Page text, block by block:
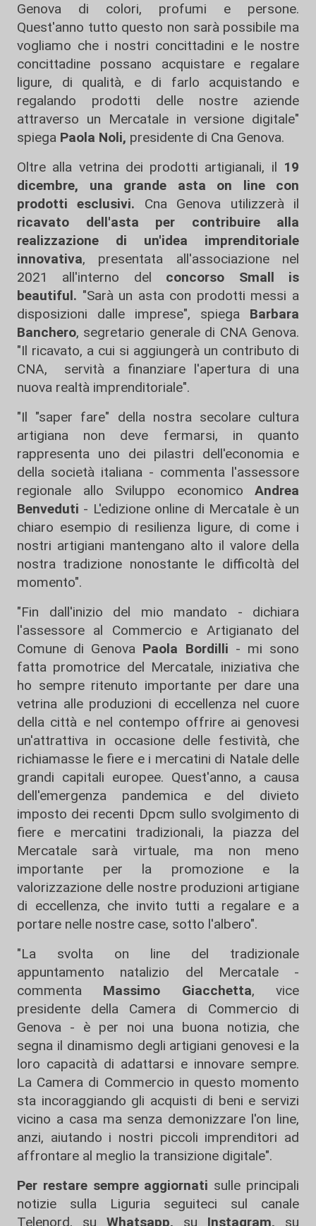
Genova di colori, profumi e persone.
Quest'anno tutto questo non sarà possibile ma
vogliamo che i nostri concittadini e le nostre
concittadine possano acquistare e regalare
ligure, di qualità, e di farlo acquistando e
regalando prodotti delle nostre aziende
attraverso un Mercatale in versione digitale"
spiega Paola Noli, presidente di Cna Genova.
Oltre alla vetrina dei prodotti artigianali, il 19
dicembre, una grande asta on line con
prodotti esclusivi. Cna Genova utilizzerà il
ricavato dell'asta per contribuire alla
realizzazione di un'idea imprenditoriale
innovativa, presentata all'associazione nel
2021 all'interno del concorso Small is
beautiful. "Sarà un asta con prodotti messi a
disposizioni dalle imprese", spiega Barbara
Banchero, segretario generale di CNA Genova.
"Il ricavato, a cui si aggiungerà un contributo di
CNA, servità a finanziare l'apertura di una
nuova realtà imprenditoriale".
"Il "saper fare" della nostra secolare cultura
artigiana non deve fermarsi, in quanto
rappresenta uno dei pilastri dell'economia e
della società italiana - commenta l'assessore
regionale allo Sviluppo economico Andrea
Benveduti - L'edizione online di Mercatale è un
chiaro esempio di resilienza ligure, di come i
nostri artigiani mantengano alto il valore della
nostra tradizione nonostante le difficoltà del
momento".
"Fin dall'inizio del mio mandato - dichiara
l'assessore al Commercio e Artigianato del
Comune di Genova Paola Bordilli - mi sono
fatta promotrice del Mercatale, iniziativa che
ho sempre ritenuto importante per dare una
vetrina alle produzioni di eccellenza nel cuore
della città e nel contempo offrire ai genovesi
un'attrattiva in occasione delle festività, che
richiamasse le fiere e i mercatini di Natale delle
grandi capitali europee. Quest'anno, a causa
dell'emergenza pandemica e del divieto
imposto dei recenti Dpcm sullo svolgimento di
fiere e mercatini tradizionali, la piazza del
Mercatale sarà virtuale, ma non meno
importante per la promozione e la
valorizzazione delle nostre produzioni artigiane
di eccellenza, che invito tutti a regalare e a
portare nelle nostre case, sotto l'albero".
"La svolta on line del tradizionale
appuntamento natalizio del Mercatale -
commenta Massimo Giacchetta, vice
presidente della Camera di Commercio di
Genova - è per noi una buona notizia, che
segna il dinamismo degli artigiani genovesi e la
loro capacità di adattarsi e innovare sempre.
La Camera di Commercio in questo momento
sta incoraggiando gli acquisti di beni e servizi
vicino a casa ma senza demonizzare l'on line,
anzi, aiutando i nostri piccoli imprenditori ad
affrontare al meglio la transizione digitale".
Per restare sempre aggiornati sulle principali
notizie sulla Liguria seguiteci sul canale
Telenord, su
Whatsapp, su Instagram, su